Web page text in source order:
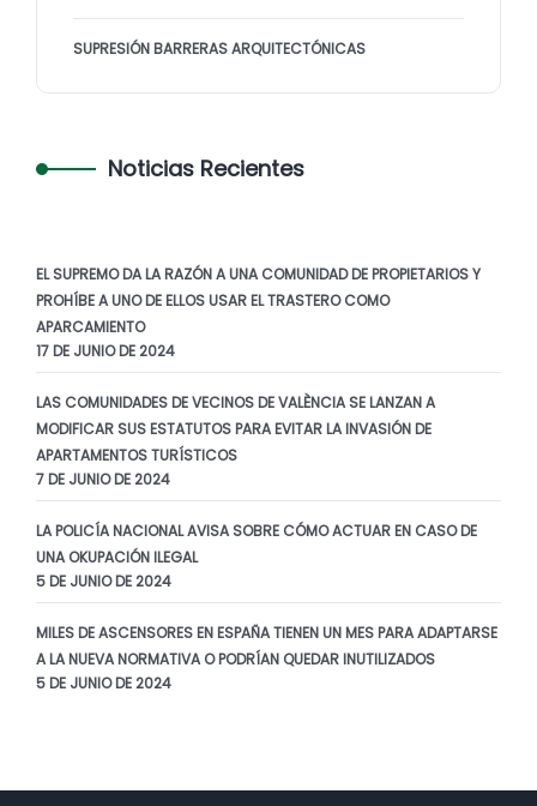
SUPRESIÓN BARRERAS ARQUITECTÓNICAS
Noticias Recientes
EL SUPREMO DA LA RAZÓN A UNA COMUNIDAD DE PROPIETARIOS Y
PROHÍBE A UNO DE ELLOS USAR EL TRASTERO COMO
APARCAMIENTO
17 DE JUNIO DE 2024
LAS COMUNIDADES DE VECINOS DE VALÈNCIA SE LANZAN A
MODIFICAR SUS ESTATUTOS PARA EVITAR LA INVASIÓN DE
APARTAMENTOS TURÍSTICOS
7 DE JUNIO DE 2024
LA POLICÍA NACIONAL AVISA SOBRE CÓMO ACTUAR EN CASO DE
UNA OKUPACIÓN ILEGAL
5 DE JUNIO DE 2024
MILES DE ASCENSORES EN ESPAÑA TIENEN UN MES PARA ADAPTARSE
A LA NUEVA NORMATIVA O PODRÍAN QUEDAR INUTILIZADOS
5 DE JUNIO DE 2024